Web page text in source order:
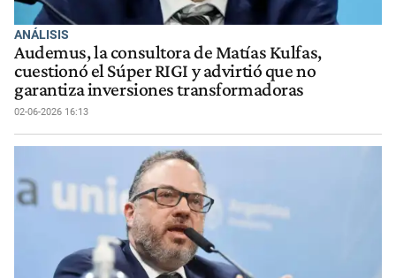
ANÁLISIS
Audemus, la consultora de Matías Kulfas,
cuestionó el Súper RIGI y advirtió que no
garantiza inversiones transformadoras
02-06-2026 16:13